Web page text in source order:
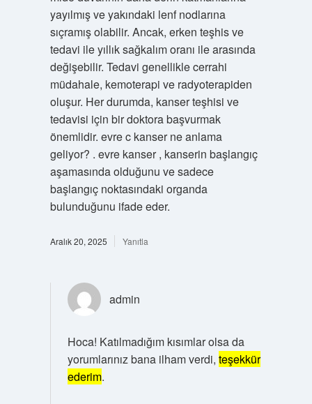
yayılmış ve yakındaki lenf nodlarına
sıçramış olabilir. Ancak, erken teşhis ve
tedavi ile yıllık sağkalım oranı ile arasında
değişebilir. Tedavi genellikle cerrahi
müdahale, kemoterapi ve radyoterapiden
oluşur. Her durumda, kanser teşhisi ve
tedavisi için bir doktora başvurmak
önemlidir. evre c kanser ne anlama
geliyor? . evre kanser , kanserin başlangıç
aşamasında olduğunu ve sadece
başlangıç noktasındaki organda
bulunduğunu ifade eder.
Aralık 20, 2025 Yanıtla
admin
Hoca! Katılmadığım kısımlar olsa da
yorumlarınız bana ilham verdi, teşekkür
ederim.